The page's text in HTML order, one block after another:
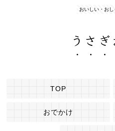
おいしい・お
うさ
TOP
おでかけ